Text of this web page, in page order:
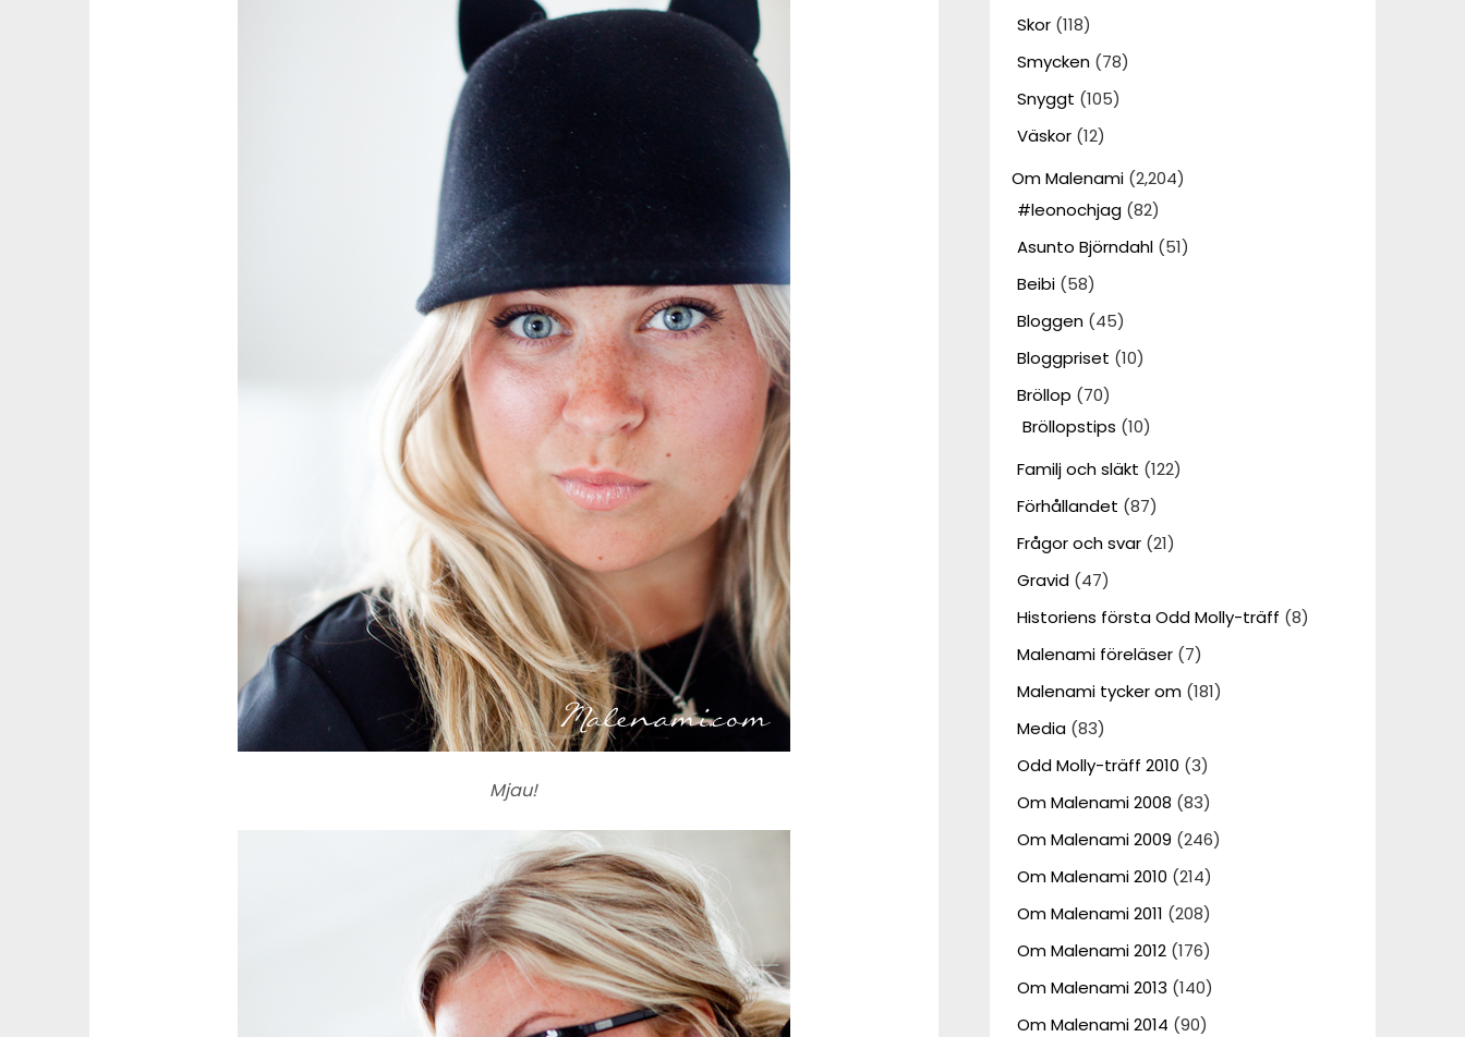
Mjau!
Skor(118)
Smycken(78)
Snyggt (105)
Väskor(12)
Om Malenami(2,204)
#leonochjag(82)
Asunto Björndahl(51)
Beibi(58)
Bloggen(45)
Bloggpriset (10)
Bröllop (70)
Bröllopstips (10)
Familj och släkt (122)
Förhållandet (87)
Frågor och svar(21)
Gravid(47)
Historiens första Odd Molly-träff (8)
Malenami föreläser(7)
Malenami tycker om(181)
Media(83)
Odd Molly-träff 2010 (3)
Om Malenami 2008 (83)
Om Malenami 2009 (246)
Om Malenami 2010 (214)
Om Malenami 2011 (208)
Om Malenami 2012(176)
Om Malenami 2013 (140)
Om Malenami 2014 (90)